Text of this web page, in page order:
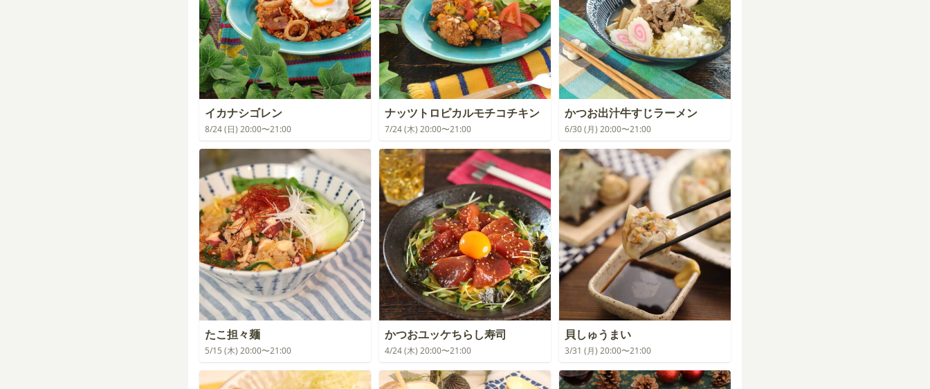
イカナシゴレン
8/24 (日) 20:00〜21:00
ナッツトロピカルモチコチキン
7/24 (木) 20:00〜21:00
かつお出汁牛すじラーメン
6/30 (月) 20:00〜21:00
たこ担々麺
5/15 (木) 20:00〜21:00
かつおユッケちらし寿司
4/24 (木) 20:00〜21:00
貝しゅうまい
3/31 (月) 20:00〜21:00